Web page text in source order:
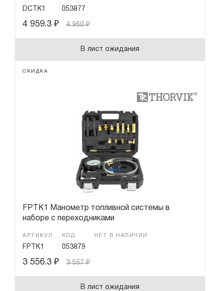
DCTK1 053877
4 959.3 ₽ 4 960₽
В лист ожидания
СКИДКА
FPTK1 Манометр топливной системы в
наборе с переходниками
АРТИКУЛ
FPTK1
КОД
053879
НЕТ В НАЛИЧИИ
3 556.3 ₽ 3 557₽
В лист ожидания